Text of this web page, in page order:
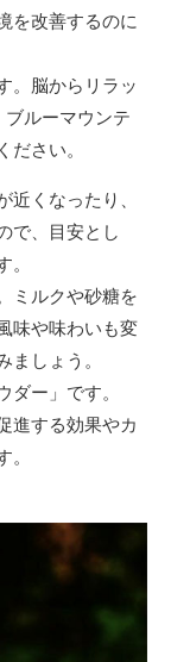
改善するのに
脳からリラッ
ルーマウンテ
ださい。
くなったり、
で、目安とし
。
ミルクや砂糖を
味や味わいも変
ましょう。
ー」です。
進する効果やカ
。